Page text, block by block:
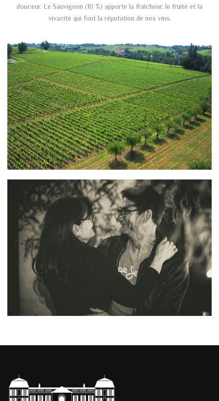
douceur. Le Sauvignon (10 %) apporte la fraîcheur, le fruité et la
vivacité qui font la réputation de nos vins.